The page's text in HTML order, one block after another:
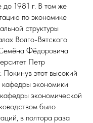
до 1981 г. В том же
по экономике
структуры
Волго-Вятского
Фёдоровича
Петр
Покинув этот высокий
кафедры экономики
экономической
было
в полтора раза